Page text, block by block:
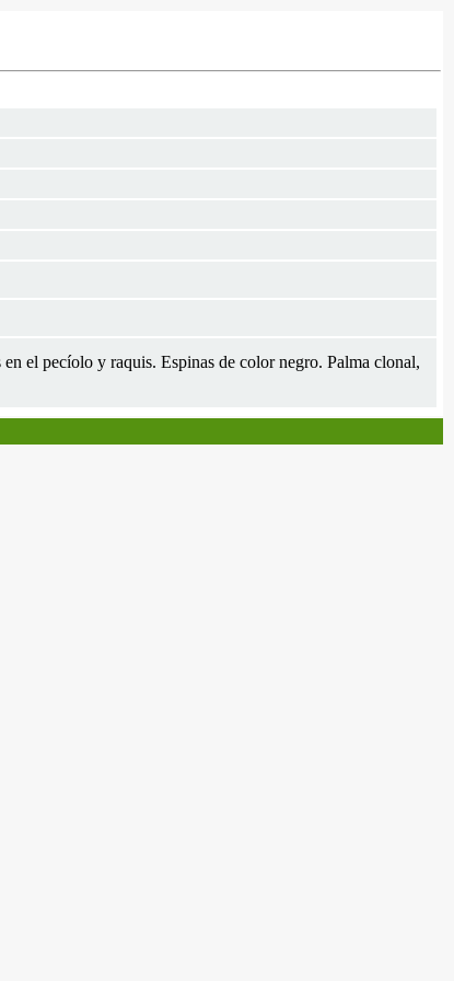
el pecíolo y raquis. Espinas de color negro. Palma clonal,